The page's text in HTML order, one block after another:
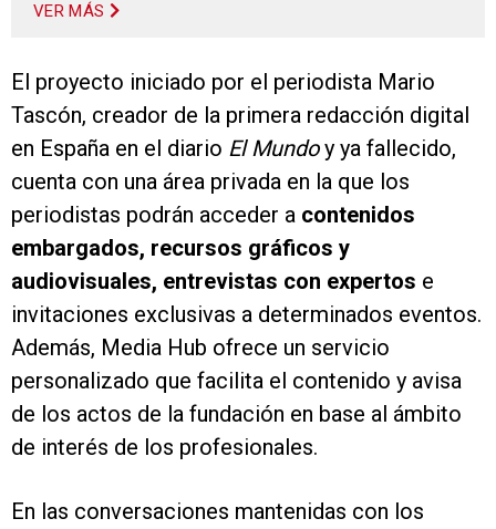
VER MÁS
El proyecto iniciado por el periodista Mario
Tascón, creador de la primera redacción digital
en España en el diario El Mundoy ya fallecido,
cuenta con una área privada en la que los
periodistas podrán acceder a contenidos
embargados, recursos gráficos y
audiovisuales, entrevistas con expertos e
invitaciones exclusivas a determinados eventos.
Además, Media Hub ofrece un servicio
personalizado que facilita el contenido y avisa
de los actos de la fundación en base al ámbito
de interés de los profesionales.
En las conversaciones mantenidas con los